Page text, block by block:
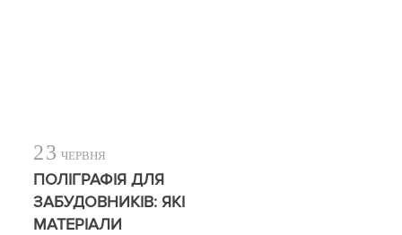
23 ЧЕРВНЯ
ПОЛІГРАФІЯ ДЛЯ
ЗАБУДОВНИКІВ: ЯКІ
МАТЕРІАЛИ